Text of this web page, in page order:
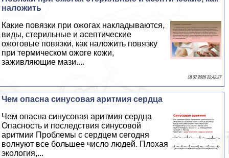
наложить
Какие повязки при ожогах накладываются,
виды, стерильные и асептические
ожоговые повязки, как наложить повязку
при термическом ожоге кожи,
заживляющие мази....
18 07 2026 22:42:27
Чем опасна синусовая аритмия сердца
Чем опасна синусовая аритмия сердца
Опасность и последствия синусовой
аритмии Проблемы с сердцем сегодня
волнуют все большее число людей. Плохая
экология,...